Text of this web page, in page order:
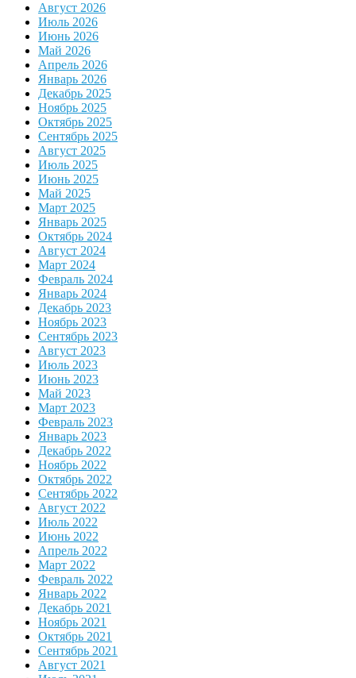
Август 2026
Июль 2026
Июнь 2026
Май 2026
Апрель 2026
Январь 2026
Декабрь 2025
Ноябрь 2025
Октябрь 2025
Сентябрь 2025
Август 2025
Июль 2025
Июнь 2025
Май 2025
Март 2025
Январь 2025
Октябрь 2024
Август 2024
Март 2024
Февраль 2024
Январь 2024
Декабрь 2023
Ноябрь 2023
Сентябрь 2023
Август 2023
Июль 2023
Июнь 2023
Май 2023
Март 2023
Февраль 2023
Январь 2023
Декабрь 2022
Ноябрь 2022
Октябрь 2022
Сентябрь 2022
Август 2022
Июль 2022
Июнь 2022
Апрель 2022
Март 2022
Февраль 2022
Январь 2022
Декабрь 2021
Ноябрь 2021
Октябрь 2021
Сентябрь 2021
Август 2021